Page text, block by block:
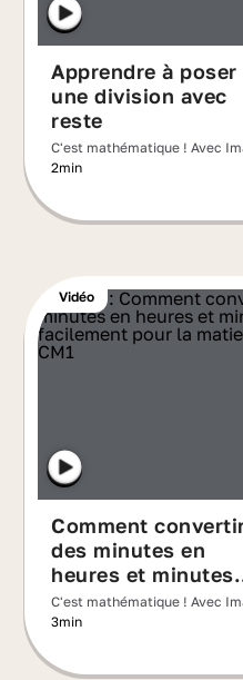
Apprendre à poser
une division avec
reste
C'est mathématique ! Avec
2min
Vidéo
Comment
des minutes en
heures et minutes
facilement ?
C'est mathématique ! Avec
3min